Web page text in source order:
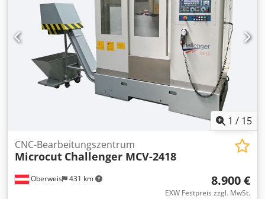
1 / 15
Oberweis 431 km
CNC-Bearbeitungszentrum
Microcut Challenger MCV-2418
8.900 €
EXW Festpreis zzgl. MwSt.